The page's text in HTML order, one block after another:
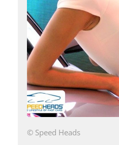
© Speed Heads